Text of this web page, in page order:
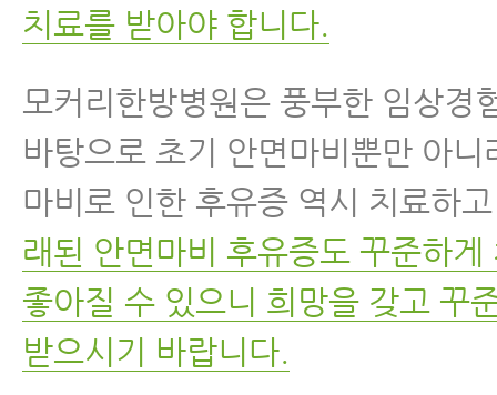
치료를 받아야 합니다.
모커리한방병원은 풍부한 임상경
바탕으로 초기 안면마비뿐만 아니
마비로 인한 후유증 역시 치료하
래된 안면마비 후유증도 꾸준하게
좋아질 수 있으니 희망을 갖고 꾸
받으시기 바랍니다.